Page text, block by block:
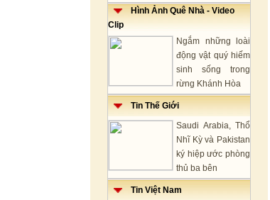
Hình Ảnh Quê Nhà - Video
Clip
Ngắm những loài
động vật quý hiếm
sinh sống trong
rừng Khánh Hòa
Tin Thế Giới
Saudi Arabia, Thổ
Nhĩ Kỳ và Pakistan
ký hiệp ước phòng
thủ ba bên
Tin Việt Nam